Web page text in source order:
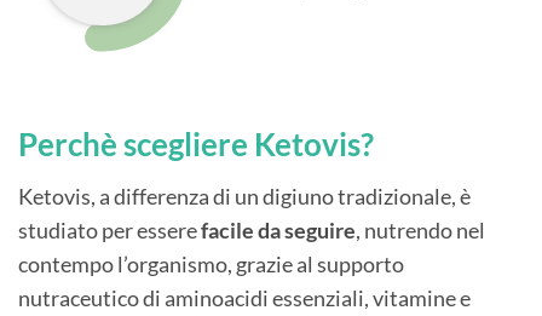
Perchè scegliere Ketovis?
Ketovis, a differenza di un digiuno tradizionale, è
studiato per esserefacile da seguire, nutrendo nel
contempo l’organismo, grazie al supporto
nutraceutico di aminoacidi essenziali, vitamine e